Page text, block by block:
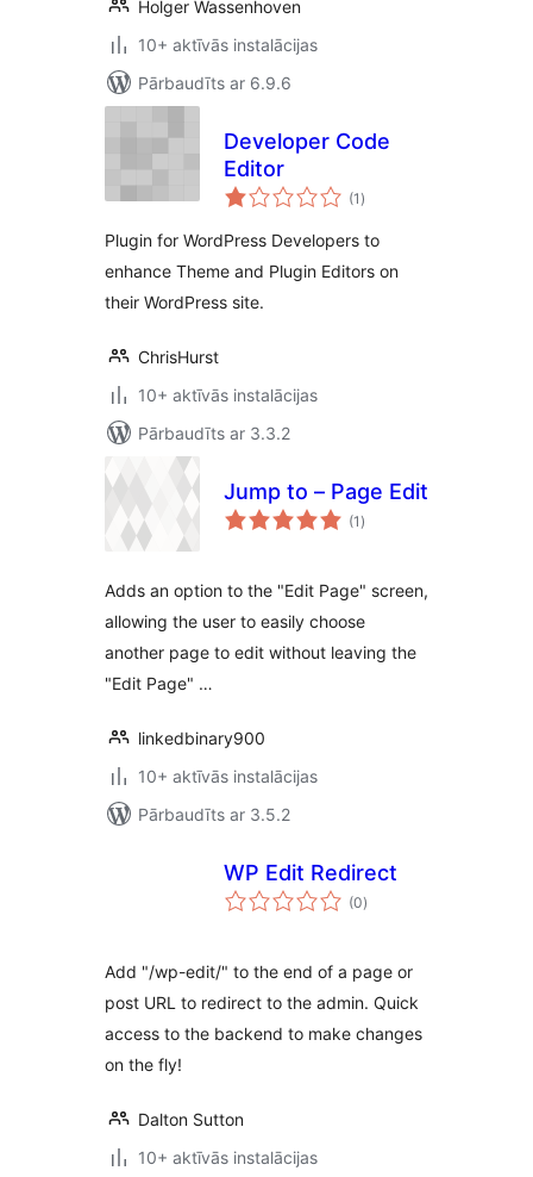
Holger Wassenhoven
10+ aktīvās instalācijas
Pārbaudīts ar 6.9.6
Developer Code
Editor
(1 vērtējumu
kopsumma
)
Plugin for WordPress Developers to
enhance Theme and Plugin Editors on
their WordPress site.
ChrisHurst
10+ aktīvās instalācijas
Pārbaudīts ar 3.3.2
Jump to – Page Edit
(1 vērtējumu
kopsumma
)
Adds an option to the "Edit Page" screen,
allowing the user to easily choose
another page to edit without leaving the
"Edit Page" …
linkedbinary900
10+ aktīvās instalācijas
Pārbaudīts ar 3.5.2
WP Edit Redirect
(0vērtējumu
kopsumma
)
Add "/wp-edit/" to the end of a page or
post URL to redirect to the admin. Quick
access to the backend to make changes
on the fly!
Dalton Sutton
10+ aktīvās instalācijas